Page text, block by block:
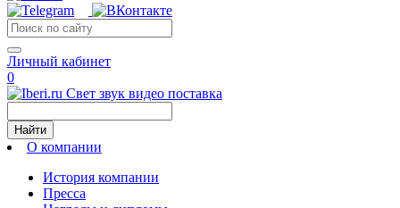
Личный кабинет
0
Свет звук видео поставка
Найти
О компании
История компании
Пресса